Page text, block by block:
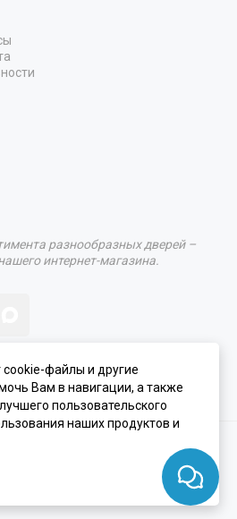
разнообразных дверей –
интернет-магазина.
PORTALINI | ИП Колесников Антон
ИНН 911104899610
cookie-файлы и другие
Вам в навигации, а также
пользовательского
наших продуктов и